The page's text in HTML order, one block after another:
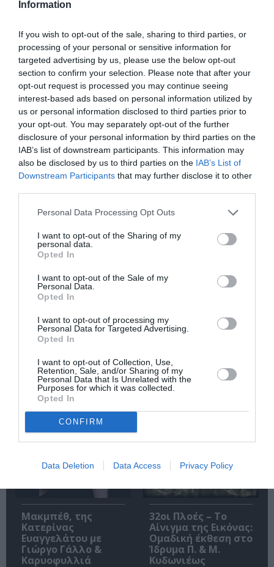
Information
If you wish to opt-out of the sale, sharing to third parties, or
processing of your personal or sensitive information for
targeted advertising by us, please use the below opt-out
section to confirm your selection. Please note that after your
opt-out request is processed you may continue seeing
interest-based ads based on personal information utilized by
us or personal information disclosed to third parties prior to
your opt-out. You may separately opt-out of the further
disclosure of your personal information by third parties on the
IAB’s list of downstream participants. This information may
also be disclosed by us to third parties on the IAB’s List of
Downstream Participants that may further disclose it to other
Personal Data Processing Opt Outs
I want to opt-out of the Sharing of my
personal data.
Opted In
I want to opt-out of the Sale of my
Personal Data.
Opted In
I want to opt-out of processing my
Personal Data for Targeted Advertising.
Opted In
I want to opt-out of Collection, Use,
Retention, Sale, and/or Sharing of my
Personal Data that Is Unrelated with the
Purposes for which it was collected.
Opted In
CONFIRM
Data Deletion Data Access Privacy Policy
Newsletter
Κάθε βδομάδα στο e-mail σας τα τελευταία νέα για
την Τέχνη και τον Πολιτισμό!
Ακολουθήστε το Culturenow.gr
Δημοφιλή Άρθρα
Ρόμπερτ Άικ ξανά
στη Στέγη – Με τους
Νίκο Κουρή & Μαρία
Κεχαγιόγλου
Αυτοκράτειρα του
Βυζαντίου: Η νέα
ελληνική όπερα του
Θεόδωρου Στάθη
Ολύμπια
Μακμπέθ, της
Κατερίνας
Ευαγγελάτου με
Γιώργο Γάλλο &
Καρυοφυλλιά
32οι Πλοές – Το
Αίνιγμα της Εικόνας:
Ομαδική έκθεση στο
Ίδρυμα Π. & Μ.
Κυδωνιέως